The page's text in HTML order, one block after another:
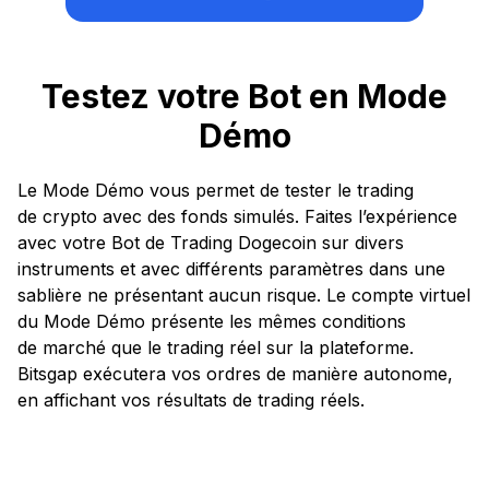
Testez votre Bot en Mode
Démo
Le Mode Démo vous permet de tester le trading
de crypto avec des fonds simulés. Faites l’expérience
avec votre Bot de Trading Dogecoin sur divers
instruments et avec différents paramètres dans une
sablière ne présentant aucun risque. Le compte virtuel
du Mode Démo présente les mêmes conditions
de marché que le trading réel sur la plateforme.
Bitsgap exécutera vos ordres de manière autonome,
en affichant vos résultats de trading réels.